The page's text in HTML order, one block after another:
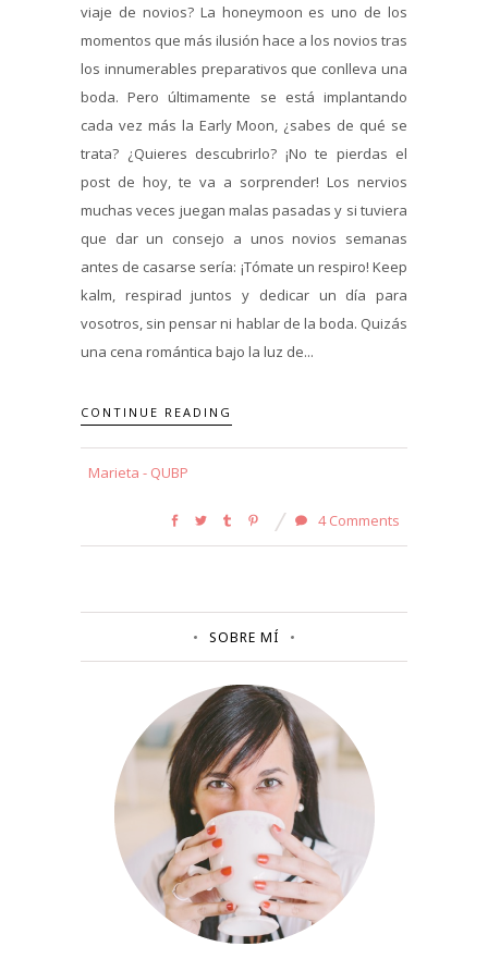
viaje de novios? La honeymoon es uno de los
momentos que más ilusión hace a los novios tras
los innumerables preparativos que conlleva una
boda. Pero últimamente se está implantando
cada vez más la Early Moon, ¿sabes de qué se
trata? ¿Quieres descubrirlo? ¡No te pierdas el
post de hoy, te va a sorprender! Los nervios
muchas veces juegan malas pasadas y si tuviera
que dar un consejo a unos novios semanas
antes de casarse sería: ¡Tómate un respiro! Keep
kalm, respirad juntos y dedicar un día para
vosotros, sin pensar ni hablar de la boda. Quizás
una cena romántica bajo la luz de...
CONTINUE READING
Marieta - QUBP
4 Comments
SOBRE MÍ